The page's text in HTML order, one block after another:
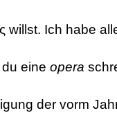
habe alles
du eine opera
der vorm